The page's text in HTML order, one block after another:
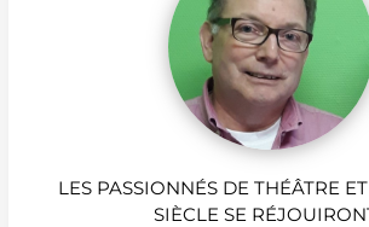
LES PASSIONNÉS DE THÉÂTRE
SIÈCLE SE